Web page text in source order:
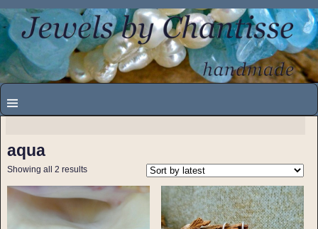
aqua
Showing all 2 results